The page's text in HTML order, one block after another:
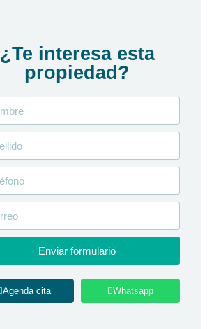
¿Te interesa esta
propiedad?
Enviar formulario
Agenda cita Whatsapp